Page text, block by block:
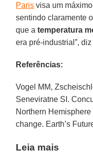
Paris visa um
sentindo claramente
que atemperatura
era pré-industrial”,
Referências:
Vogel MM,
Seneviratne SI.
Northern
change. Earth’s
Leia mais